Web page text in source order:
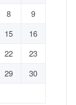
8
9
15
16
22
23
29
30